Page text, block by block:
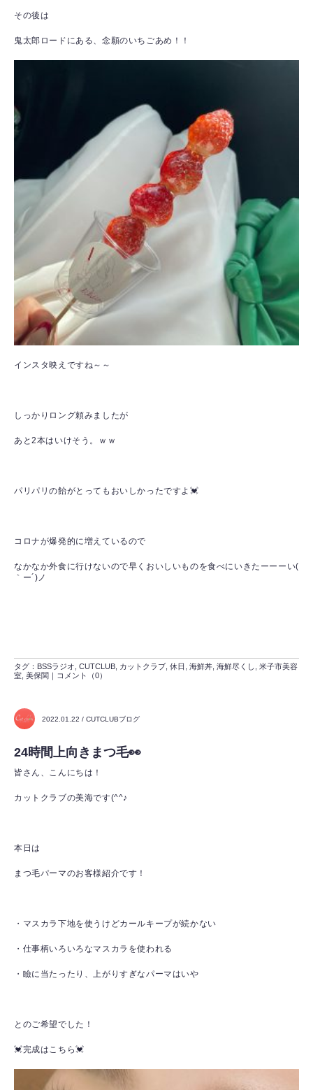
その後は
鬼太郎ロードにある、念願のいちごあめ！！
インスタ映えですね～～
しっかりロング頼みましたが
あと2本はいけそう。ｗｗ
パリパリの飴がとってもおいしかったですよ💓
コロナが爆発的に増えているので
なかなか外食に行けないので早くおいしいものを食べにいきたーーーい(
｀ー´)ノ
タグ： BSSラジオ CUTCLUB カットクラブ 休日 海鮮丼 海鮮尽くし
米子市美容
室 美保関 ｜ コメント（0）
2022.01.22 / CUTCLUBブログ
24時間上向きまつ毛👀
皆さん、こんにちは！
カットクラブの美海です(^^♪
本日は
まつ毛パーマのお客様紹介です！
・マスカラ下地を使うけどカールキープが続かない
・仕事柄いろいろなマスカラを使われる
・瞼に当たったり、上がりすぎなパーマはいや
とのご希望でした！
💓完成はこちら💓